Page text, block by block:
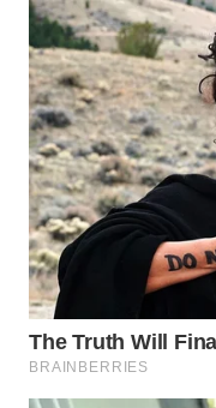
BINJAI
WN
CIREBON
WN
INDRAMAYU
KUNINGAN
WN
MAJALENGKA